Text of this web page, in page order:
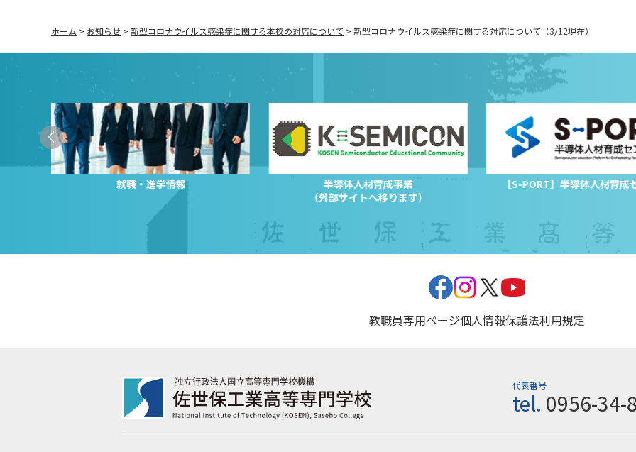
ホーム > お知らせ > 新型コロナウイルス感染症に関する本校の対応について > 新型コロナウイルス感染症に関する対応について（3/12現在）
就職・進学情報
半導体人材育成事業
（外部サイトへ移ります）
【S-PORT】半導体人材育成
教職員専用ページ個人情報保護法利用規定
代表番号
tel. 0956-34-